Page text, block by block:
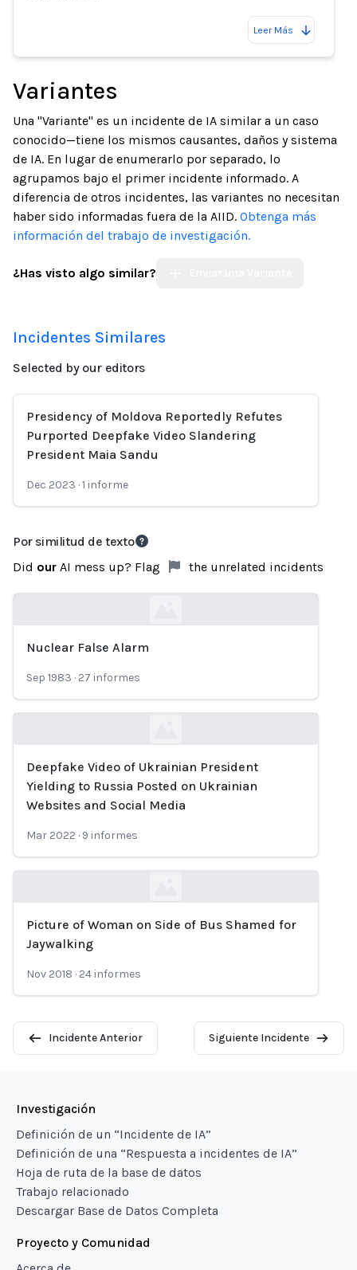
Leer Más
Variantes
Una "Variante" es un incidente de IA similar a un caso
conocido—tiene los mismos causantes, daños y sistema
de IA. En lugar de enumerarlo por separado, lo
agrupamos bajo el primer incidente informado. A
diferencia de otros incidentes, las variantes no necesitan
haber sido informadas fuera de la AIID. Obtenga más
información del trabajo de investigación.
¿Has visto algo similar?
Incidentes Similares
Selected by our editors
Presidency of Moldova Reportedly Refutes
Purported Deepfake Video Slandering
President Maia Sandu
Dec 2023 ·1 informe
Por similitud de texto
Did our AI mess up? Flag the unrelated incidents
Nuclear False Alarm
Sep 1983 · 27 informes
Loading...
Deepfake Video of Ukrainian President
Yielding to Russia Posted on Ukrainian
Websites and Social Media
Mar 2022 · 9 informes
Loading...
Picture of Woman on Side of Bus Shamed for
Jaywalking
Nov 2018 · 24 informes
Incidente Anterior Siguiente Incidente
Investigación
Definición de un “Incidente de IA”
Definición de una “Respuesta a incidentes de IA”
Hoja de ruta de la base de datos
Trabajo relacionado
Descargar Base de Datos Completa
Proyecto y Comunidad